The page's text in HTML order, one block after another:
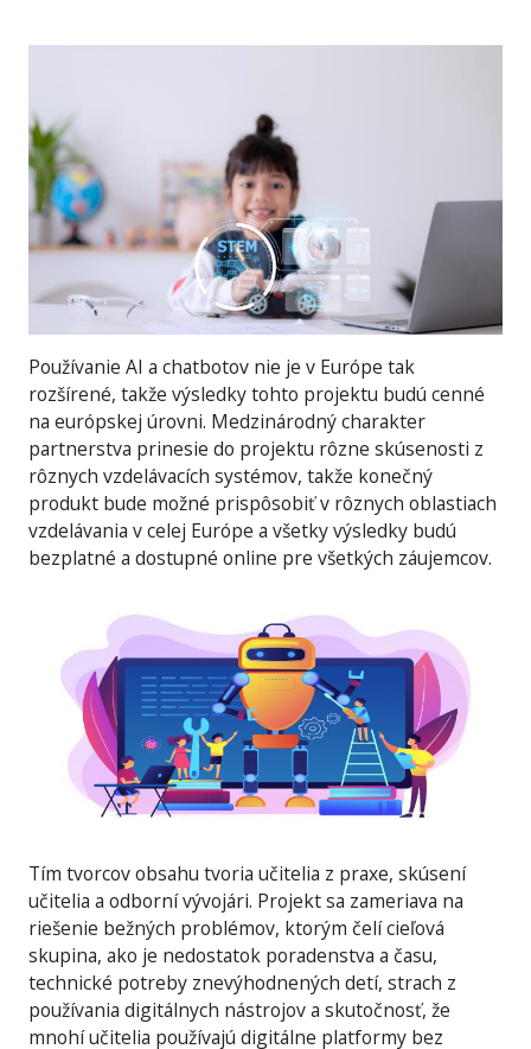
Používanie AI a chatbotov nie je v Európe tak
rozšírené, takže výsledky tohto projektu budú cenné
na európskej úrovni. Medzinárodný charakter
partnerstva prinesie do projektu rôzne skúsenosti z
rôznych vzdelávacích systémov, takže konečný
produkt bude možné prispôsobiť v rôznych oblastiach
vzdelávania v celej Európe a všetky výsledky budú
bezplatné a dostupné online pre všetkých záujemcov.
Tím tvorcov obsahu tvoria učitelia z praxe, skúsení
učitelia a odborní vývojári. Projekt sa zameriava na
riešenie bežných problémov, ktorým čelí cieľová
skupina, ako je nedostatok poradenstva a času,
technické potreby znevýhodnených detí, strach z
používania digitálnych nástrojov a skutočnosť, že
mnohí učitelia používajú digitálne platformy bez